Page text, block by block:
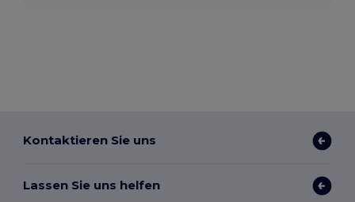
Kontaktieren Sie uns
Lassen Sie uns helfen